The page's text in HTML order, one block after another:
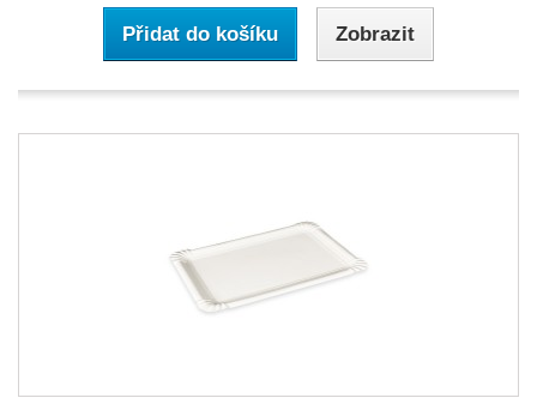
Přidat do košíku Zobrazit